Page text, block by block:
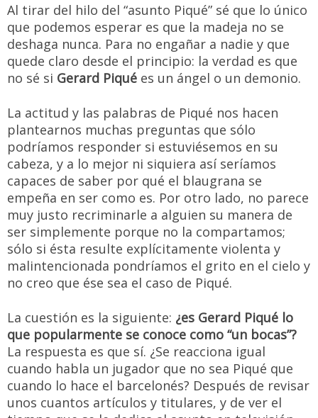
Al tirar del hilo del “asunto Piqué” sé que lo único
que podemos esperar es que la madeja no se
deshaga nunca. Para no engañar a nadie y que
quede claro desde el principio: la verdad es que
no sé si Gerard Piqué es un ángel o un demonio.
La actitud y las palabras de Piqué nos hacen
plantearnos muchas preguntas que sólo
podríamos responder si estuviésemos en su
cabeza, y a lo mejor ni siquiera así seríamos
capaces de saber por qué el blaugrana se
empeña en ser como es. Por otro lado, no parece
muy justo recriminarle a alguien su manera de
ser simplemente porque no la compartamos;
sólo si ésta resulte explícitamente violenta y
malintencionada pondríamos el grito en el cielo y
no creo que ése sea el caso de Piqué.
La cuestión es la siguiente: ¿es Gerard Piqué lo
que popularmente se conoce como “un bocas”?
La respuesta es que sí. ¿Se reacciona igual
cuando habla un jugador que no sea Piqué que
cuando lo hace el barcelonés? Después de revisar
unos cuantos artículos y titulares, y de ver el